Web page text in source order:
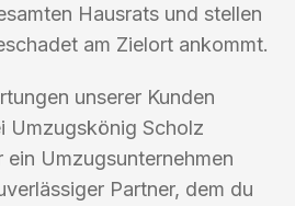
Hausrats und stellen
am Zielort ankommt.
unserer Kunden
Umzugskönig Scholz
Umzugsunternehmen
Partner, dem du